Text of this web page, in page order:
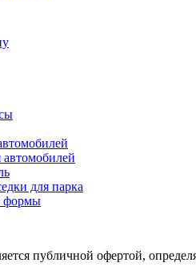
автомобилей
для парка
формы
публичной офертой,